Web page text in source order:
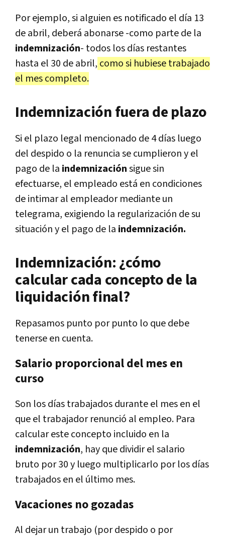
Por ejemplo, si alguien es notificado el día 13
de abril, deberá abonarse -como parte de la
indemnización- todos los días restantes
hasta el 30 de abril, como si hubiese trabajado
el mes completo.
Indemnización fuera de plazo
Si el plazo legal mencionado de 4 días luego
del despido o la renuncia se cumplieron y el
pago de la indemnizaciónsigue sin
efectuarse, el empleado está en condiciones
de intimar al empleador mediante un
telegrama, exigiendo la regularización de su
situación y el pago de la indemnización.
Indemnización: ¿cómo
calcular cada concepto de la
liquidación final?
Repasamos punto por punto lo que debe
tenerse en cuenta.
Salario proporcional del mes en
curso
Son los días trabajados durante el mes en el
que el trabajador renunció al empleo. Para
calcular este concepto incluido en la
indemnización, hay que dividir el salario
bruto por 30 y luego multiplicarlo por los días
trabajados en el último mes.
Vacaciones no gozadas
Al dejar un trabajo (por despido o por